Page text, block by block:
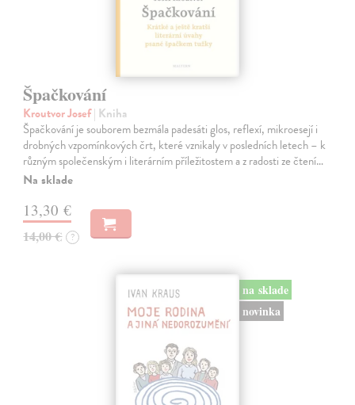
Špačkování
Kroutvor Josef| Kniha
Špačkování je souborem bezmála padesáti glos, reflexí, mikroesejí i
drobných vzpomínkových črt, které vznikaly v posledních letech – k
různým společenským i literárním příležitostem a z radosti ze čtení…
Na sklade
13,30 €
14,00 € ?
na sklade
novinka